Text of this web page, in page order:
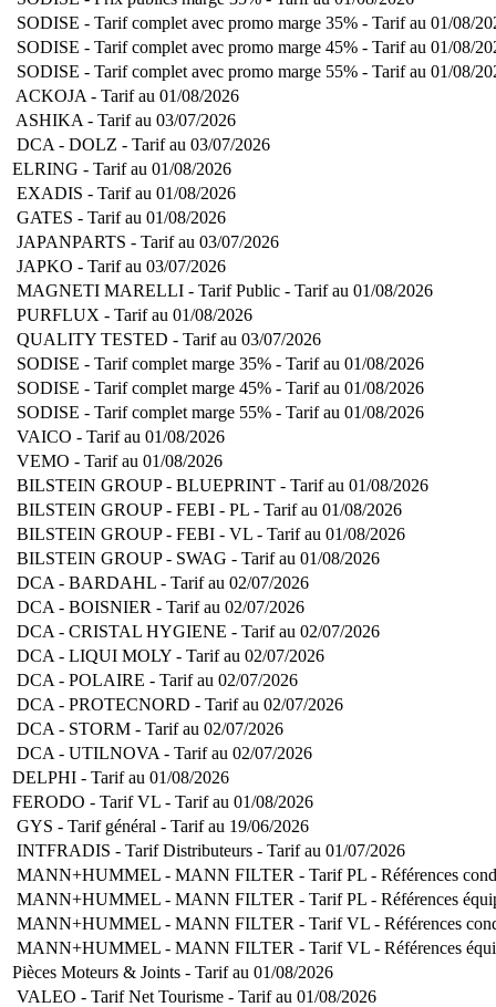
SODISE - Tarif complet avec promo marge 35% - Tarif au 01/08/
SODISE - Tarif complet avec promo marge 45% - Tarif au 01/08/
SODISE - Tarif complet avec promo marge 55% - Tarif au 01/08/
ACKOJA - Tarif au 01/08/2026
ASHIKA - Tarif au 03/07/2026
DCA - DOLZ - Tarif au 03/07/2026
ELRING - Tarif au 01/08/2026
EXADIS - Tarif au 01/08/2026
GATES - Tarif au 01/08/2026
JAPANPARTS - Tarif au 03/07/2026
JAPKO - Tarif au 03/07/2026
MAGNETI MARELLI - Tarif Public - Tarif au 01/08/2026
PURFLUX - Tarif au 01/08/2026
QUALITY TESTED - Tarif au 03/07/2026
SODISE - Tarif complet marge 35% - Tarif au 01/08/2026
SODISE - Tarif complet marge 45% - Tarif au 01/08/2026
SODISE - Tarif complet marge 55% - Tarif au 01/08/2026
VAICO - Tarif au 01/08/2026
VEMO - Tarif au 01/08/2026
BILSTEIN GROUP - BLUEPRINT - Tarif au 01/08/2026
BILSTEIN GROUP - FEBI - PL - Tarif au 01/08/2026
BILSTEIN GROUP - FEBI - VL - Tarif au 01/08/2026
BILSTEIN GROUP - SWAG - Tarif au 01/08/2026
DCA - BARDAHL - Tarif au 02/07/2026
DCA - BOISNIER - Tarif au 02/07/2026
DCA - CRISTAL HYGIENE - Tarif au 02/07/2026
DCA - LIQUI MOLY - Tarif au 02/07/2026
DCA - POLAIRE - Tarif au 02/07/2026
DCA - PROTECNORD - Tarif au 02/07/2026
DCA - STORM - Tarif au 02/07/2026
DCA - UTILNOVA - Tarif au 02/07/2026
DELPHI - Tarif au 01/08/2026
FERODO - Tarif VL - Tarif au 01/08/2026
GYS - Tarif général - Tarif au 19/06/2026
INTFRADIS - Tarif Distributeurs - Tarif au 01/07/2026
MANN+HUMMEL - MANN FILTER - Tarif PL - Références
MANN+HUMMEL - MANN FILTER - Tarif PL - Références
MANN+HUMMEL - MANN FILTER - Tarif VL - Références
MANN+HUMMEL - MANN FILTER - Tarif VL - Références
Pièces Moteurs & Joints - Tarif au 01/08/2026
VALEO - Tarif Net Tourisme - Tarif au 01/08/2026